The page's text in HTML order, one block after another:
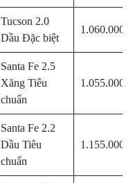
Tucson 2.0
Dầu Đặc biệt
Santa Fe 2.5
Xăng Tiêu
chuẩn
Santa Fe 2.2
Dầu Tiêu
chuẩn